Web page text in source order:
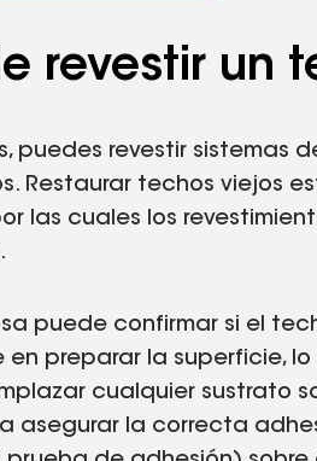
revestir un
puedes revestir sistemas
Restaurar techos viejos
las cuales los
puede confirmar si el
preparar la superficie,
cualquier sustrato
asegurar la correcta